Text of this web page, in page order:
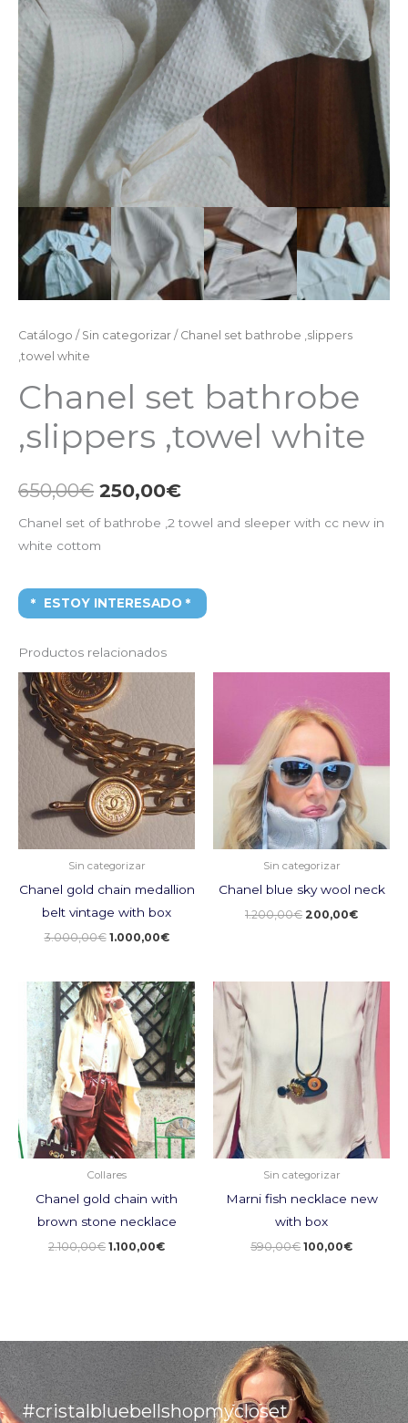
Catálogo / Sin categorizar / Chanel set bathrobe ,slippers
,towel white
Chanel set bathrobe
,slippers ,towel white
650,00€ 250,00€
Chanel set of bathrobe ,2 towel and sleeper with cc new in
white cottom
ESTOY INTERESADO
Productos relacionados
Sin categorizar
Chanel gold chain medallion
belt vintage with box
3.000,00€
El
precio
original
3.000,00€.
1.000,00€
Sin categorizar
Chanel blue sky wool neck
1.200,00€
original
era:
1.200,00€.
200,00€
Collares
Chanel gold chain with
brown stone necklace
2.100,00€
El
precio
original
era:
2.100,00€.
1.100,00€
El
precio
actual
es:
1.100,00€.
Sin categorizar
Marni fish necklace new
with box
590,00€
precio
original
era:
590,00€.
100,00€
precio
actual
es:
100,00€.
#cristalbluebellshopmycloset